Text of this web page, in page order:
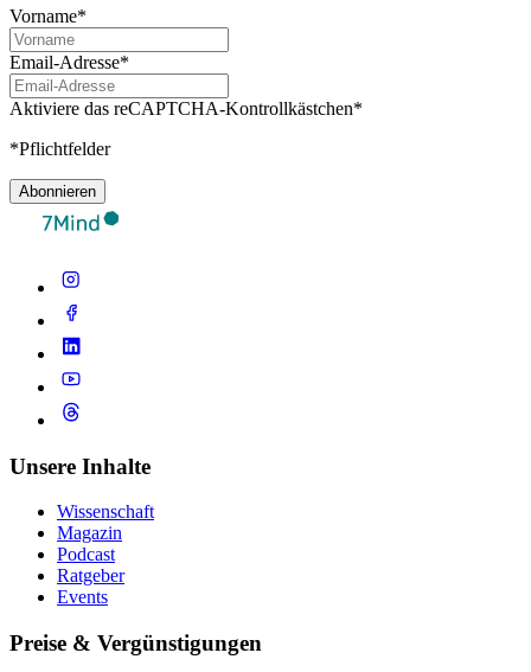
Vorname*
Email-Adresse*
Aktiviere das reCAPTCHA-Kontrollkästchen*
*Pflichtfelder
Abonnieren
Unsere Inhalte
Wissenschaft
Magazin
Podcast
Ratgeber
Events
Preise & Vergünstigungen